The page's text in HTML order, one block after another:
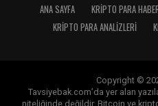
ANA SAYFA KRIPTO PARA
KRIPTO PARA ANALIZLERI
Copyright ©
Tavsiyebak.com’da yer alan
niteliğinde değildir. Bitcoin ve